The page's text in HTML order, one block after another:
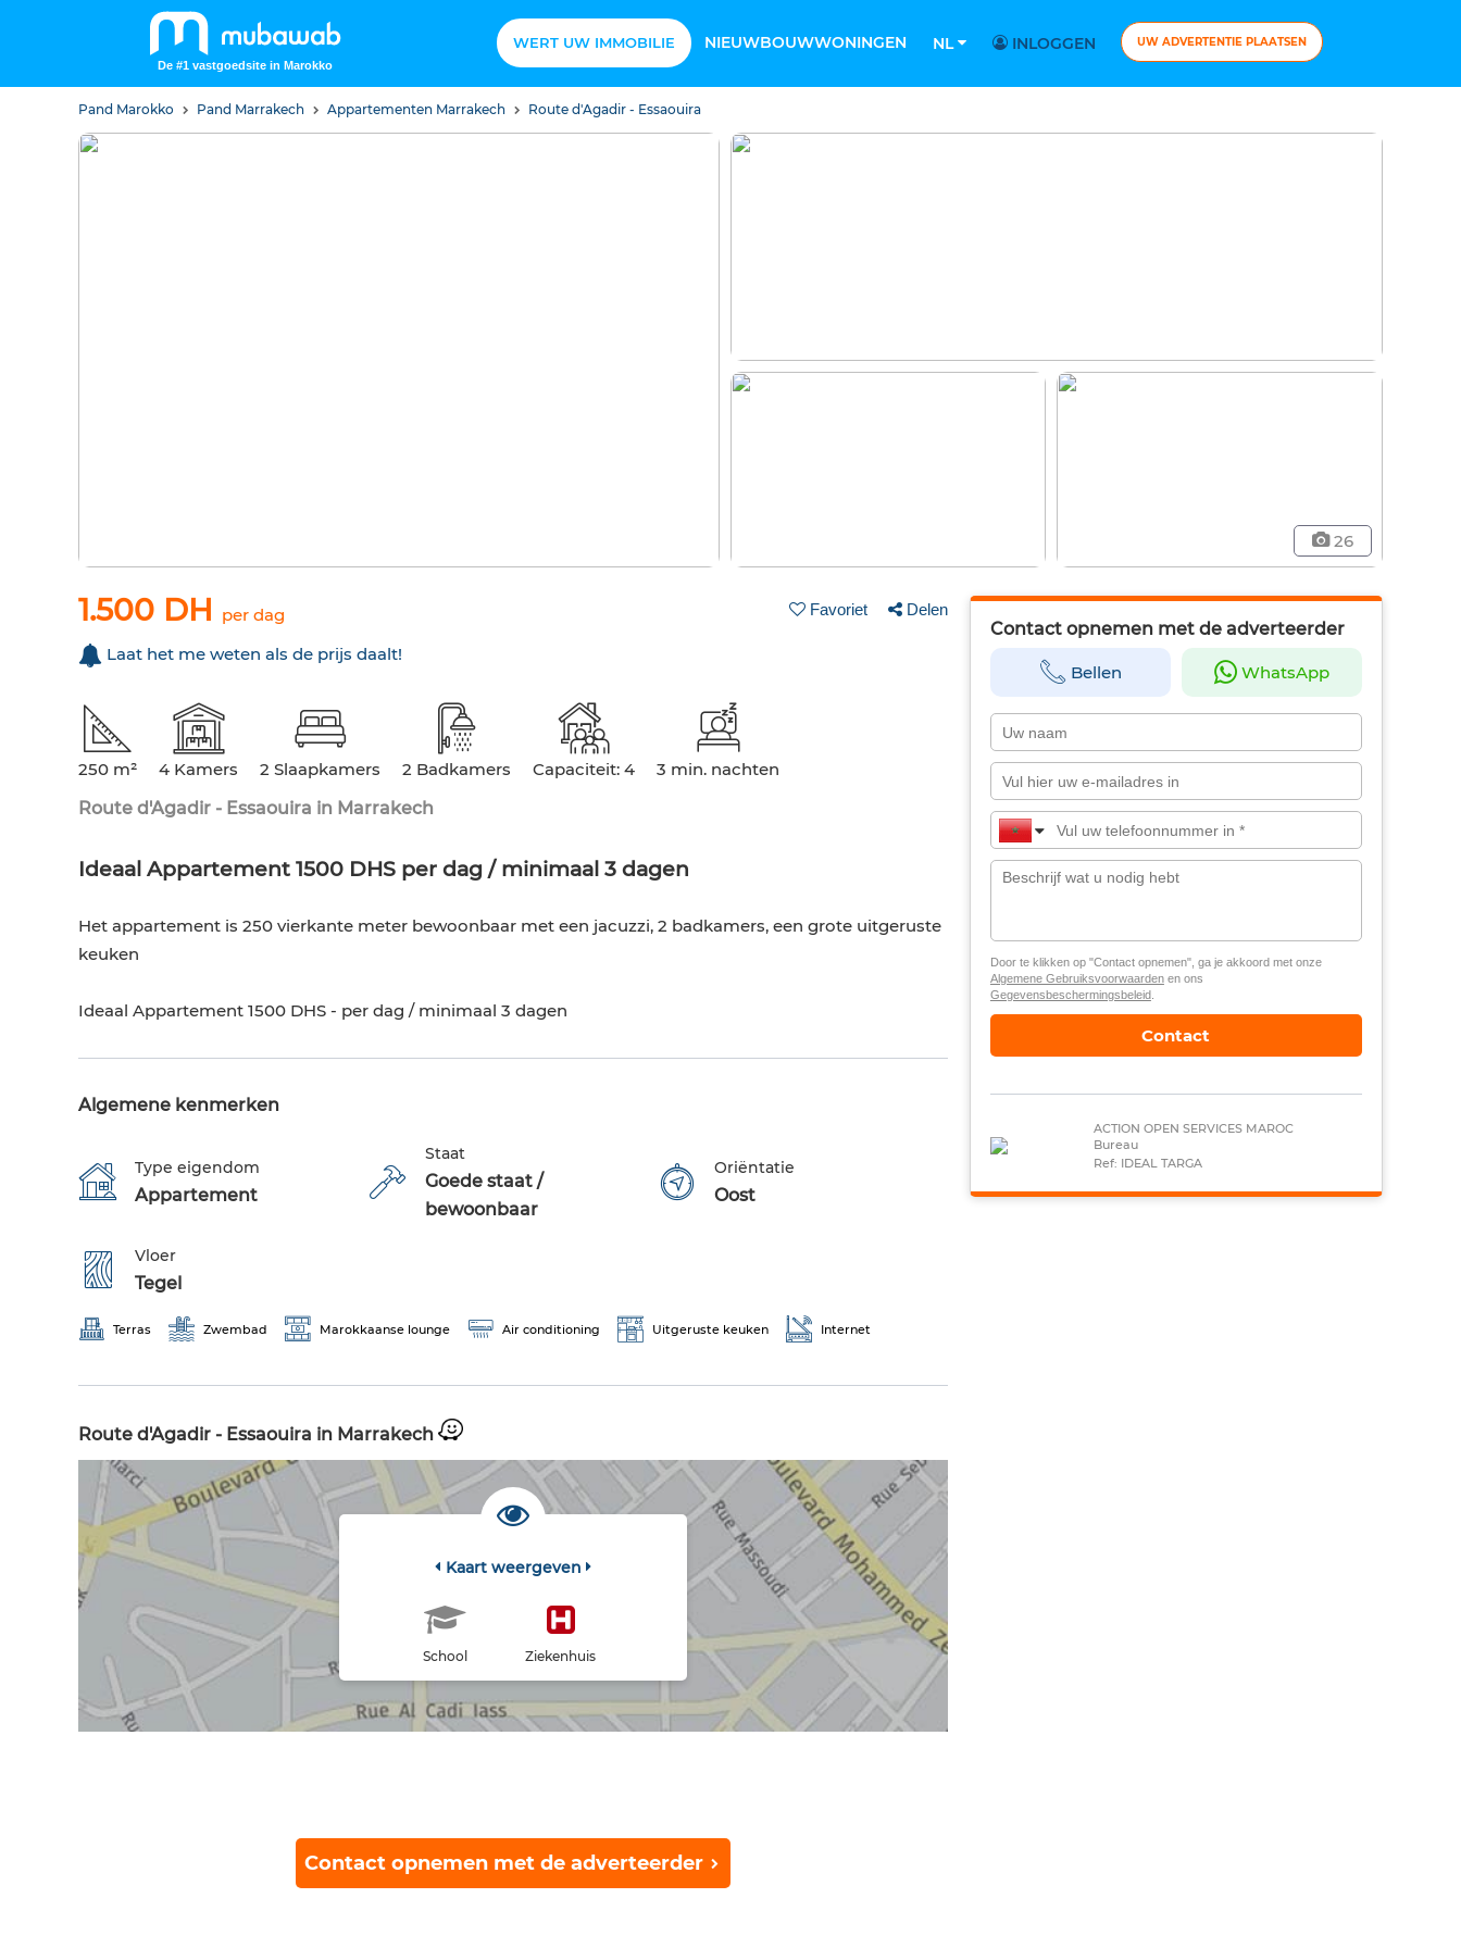
De #1 vastgoedsite in Marokko
WERT UW IMMOBILIE NIEUWBOUWWONINGEN NL INLOGGEN UW ADVERTENTIE PLAATSEN
Pand Marokko Pand Marrakech Appartementen Marrakech Route d'Agadir - Essaouira
26
1.500 DH per dag Favoriet Delen
Laat het me weten als de prijs daalt!
250 m² 4 Kamers 2 Slaapkamers 2 Badkamers Capaciteit: 4
3 min. nachten
Route d'Agadir - Essaouira in Marrakech
Ideaal Appartement 1500 DHS per dag / minimaal 3 dagen
Het appartement is 250 vierkante meter bewoonbaar met een jacuzzi, 2 badkamers, een grote uitgeruste
keuken
Ideaal Appartement 1500 DHS - per dag / minimaal 3 dagen
Algemene kenmerken
Type eigendom
Appartement
Staat
Goede staat /
bewoonbaar
Oriëntatie
Oost
Vloer
Tegel
Terras Zwembad Marokkaanse lounge Air conditioning Uitgeruste keuken Internet
Route d'Agadir - Essaouira in Marrakech
Kaart weergeven
School Ziekenhuis
Contact opnemen met de adverteerder
Contact opnemen met de adverteerder
Bellen WhatsApp
Door te klikken op "Contact opnemen", ga je akkoord met onze
Algemene Gebruiksvoorwaardenen ons
Gegevensbeschermingsbeleid
Contact
ACTION OPEN SERVICES MAROC
Bureau
Ref: IDEAL TARGA